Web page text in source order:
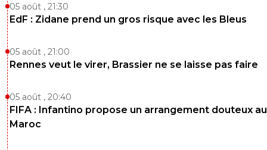
05 août , 21:30
EdF : Zidane prend un gros risque avec les Bleus
05 août , 21:00
Rennes veut le virer, Brassier ne se laisse pas faire
05 août , 20:40
FIFA : Infantino propose un arrangement douteux au
Maroc